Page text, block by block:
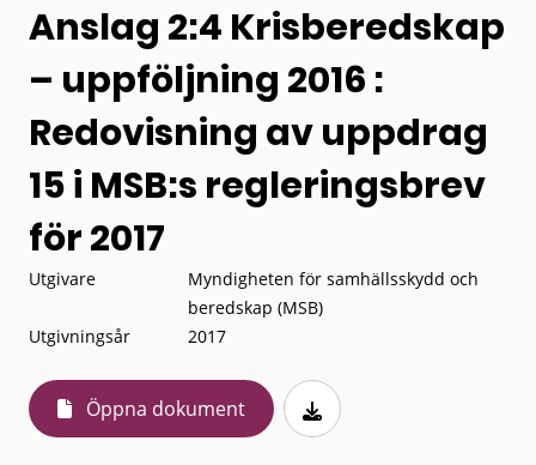
Anslag 2:4 Krisberedskap
– uppföljning 2016 :
Redovisning av uppdrag
15 i MSB:s regleringsbrev
för 2017
Utgivare
Myndigheten för samhällsskydd och
beredskap (MSB)
Utgivningsår
2017
Öppna dokument